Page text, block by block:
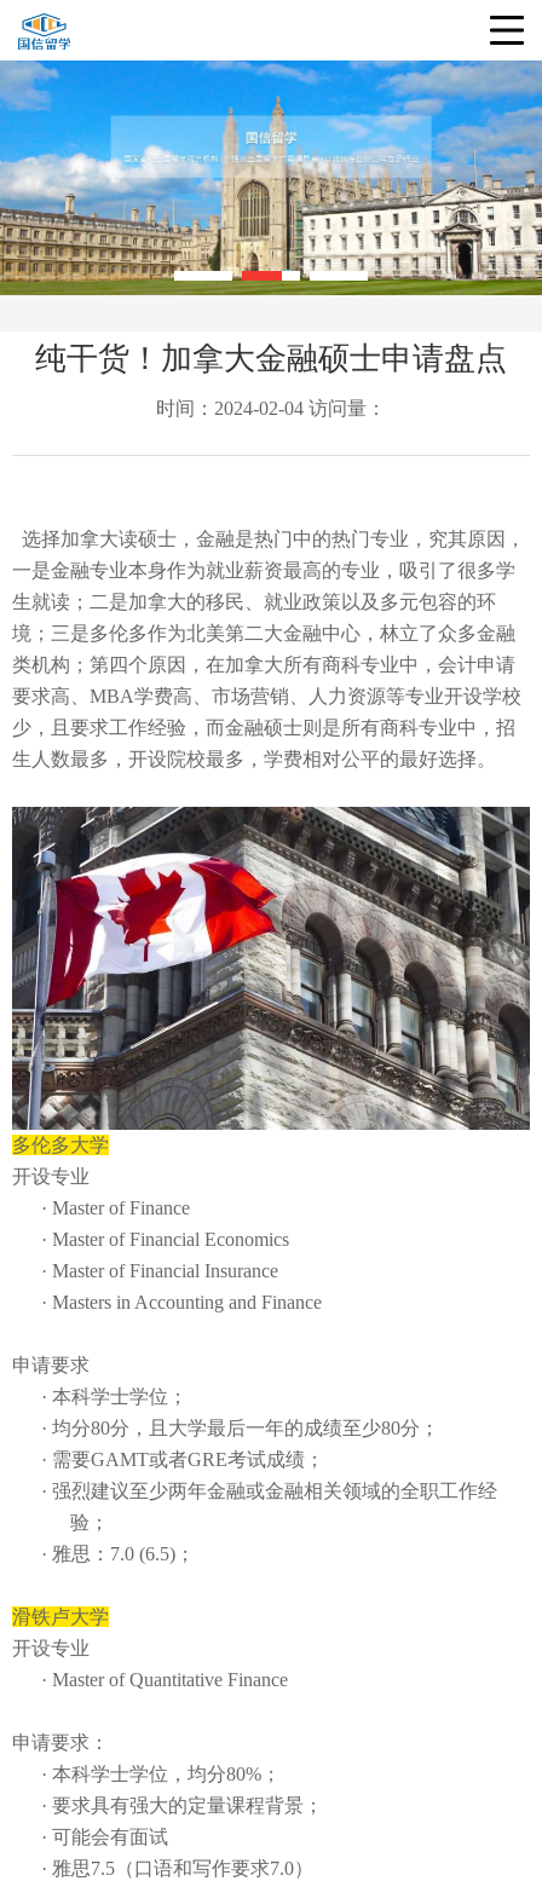
纯干货！加拿大金融硕士申请盘点
时间：2024-02-04 访问量：
选择加拿大读硕士，金融是热门中的热门专业，究其原因，
一是金融专业本身作为就业薪资最高的专业，吸引了很多学
生就读；二是加拿大的移民、就业政策以及多元包容的环
境；三是多伦多作为北美第二大金融中心，林立了众多金融
类机构；第四个原因，在加拿大所有商科专业中，会计申请
要求高、 MBA学费高、市场营销、人力资源等专业开设学校
少，且要求工作经验，而金融硕士则是所有商科专业中，招
生人数最多，开设院校最多，学费相对公平的最好选择。
多伦多大学
开设专业
· Master of Finance
· Master of Financial Economics
· Master of Financial Insurance
· Masters in Accounting and Finance
申请要求
· 本科学士学位；
· 均分80分，且大学最后一年的成绩至少80分；
· 需要GAMT或者GRE考试成绩；
· 强烈建议至少两年金融或金融相关领域的全职工作经
验；
· 雅思： 7.0 (6.5) ；
滑铁卢大学
开设专业
· Master of Quantitative Finance
申请要求：
· 本科学士学位，均分80% ；
· 要求具有强大的定量课程背景；
· 可能会有面试
· 雅思7.5 （口语和写作要求7.0）